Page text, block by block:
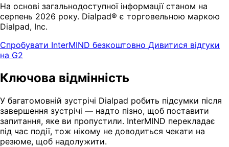
На основі загальнодоступної інформації станом на
серпень 2026 року. Dialpad® є торговельною маркою
Dialpad, Inc.
Спробувати InterMIND безкоштовно Дивитися відгуки
на G2
Ключова відмінність
У багатомовній зустрічі Dialpad робить підсумки після
завершення зустрічі — надто пізно, щоб поставити
запитання, яке ви пропустили. InterMIND перекладає
під час події, тож нікому не доводиться чекати на
резюме, щоб надолужити.